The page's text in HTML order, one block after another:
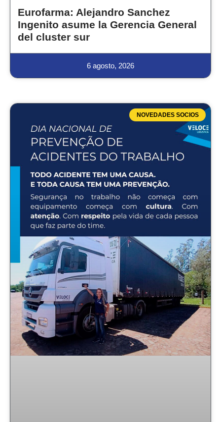
Eurofarma: Alejandro Sanchez
Ingenito asume la Gerencia General
del cluster sur
6 agosto, 2026
NOVEDADES SOCIOS